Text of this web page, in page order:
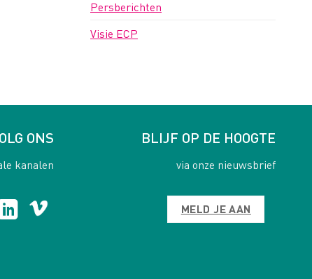
Persberichten
Visie ECP
ONS
kanalen
BLIJF OP DE HOOGTE
via onze nieuwsbrief
MELD JE AAN